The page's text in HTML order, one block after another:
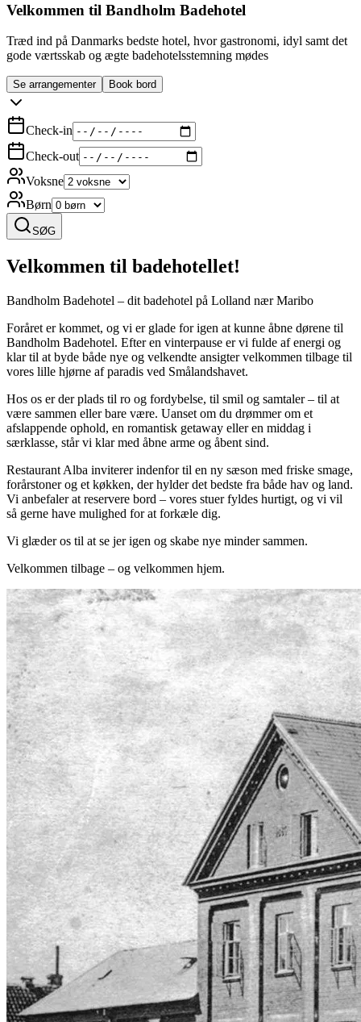
Velkommen til Bandholm Badehotel
Træd ind på Danmarks bedste hotel, hvor gastronomi, idyl samt det
gode værtsskab og ægte badehotelsstemning mødes
Se arrangementer Book bord
Check-in
Check-out
Voksne
Børn
SØG
Velkommen til badehotellet!
Bandholm Badehotel – dit badehotel på Lolland nær Maribo
Foråret er kommet, og vi er glade for igen at kunne åbne dørene til
Bandholm Badehotel. Efter en vinterpause er vi fulde af energi og
klar til at byde både nye og velkendte ansigter velkommen tilbage til
vores lille hjørne af paradis ved Smålandshavet.
Hos os er der plads til ro og fordybelse, til smil og samtaler – til at
være sammen eller bare være. Uanset om du drømmer om et
afslappende ophold, en romantisk getaway eller en middag i
særklasse, står vi klar med åbne arme og åbent sind.
Restaurant Alba inviterer indenfor til en ny sæson med friske smage,
forårstoner og et køkken, der hylder det bedste fra både hav og land.
Vi anbefaler at reservere bord – vores stuer fyldes hurtigt, og vi vil
så gerne have mulighed for at forkæle dig.
Vi glæder os til at se jer igen og skabe nye minder sammen.
Velkommen tilbage – og velkommen hjem.